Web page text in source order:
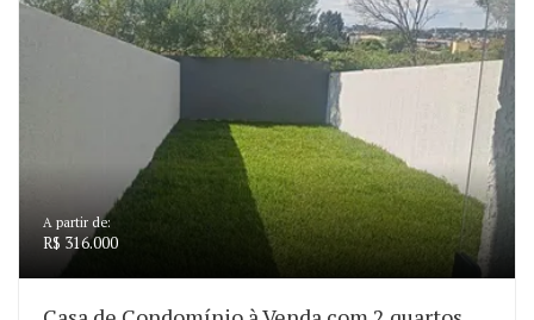
A partir de:
R$ 316.000